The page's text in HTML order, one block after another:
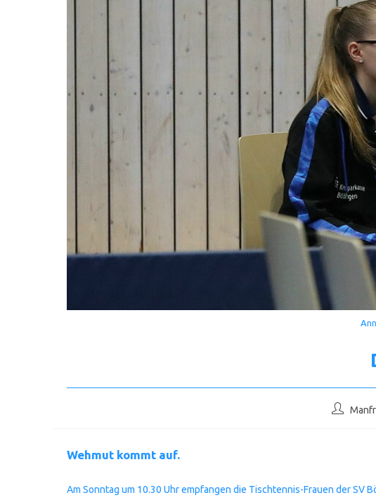
Beitrags-
Wehmut kommt auf.
Am Sonntag um 10.30 Uhr empfangen die Tischtennis-Frauen der